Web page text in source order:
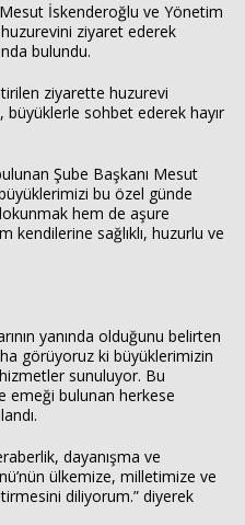
İskenderoğlu ve Yönetim
huzurevini ziyaret ederek
bulundu.
ziyarette huzurevi
sohbet ederek hayır
Şube Başkanı Mesut
bu özel günde
hem de aşure
kendilerine sağlıklı, huzurlu ve
yanında olduğunu belirten
görüyoruz ki büyüklerimizin
sunuluyor. Bu
emeği bulunan herkese
dayanışma ve
ülkemize, milletimize ve
diliyorum.” diyerek
Haberin Doğru Adresi.